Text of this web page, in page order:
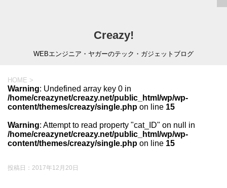
Creazy!
WEBエンジニア・ヤガーのテック・ガジェットブログ
HOME >
Warning: Undefined array key 0 in
/home/creazynet/creazy.net/public_html/wp/wp-
content/themes/creazy/single.php on line 15
Warning: Attempt to read property "cat_ID" on null in
/home/creazynet/creazy.net/public_html/wp/wp-
content/themes/creazy/single.php on line 15
投稿日： 2017年12月20日